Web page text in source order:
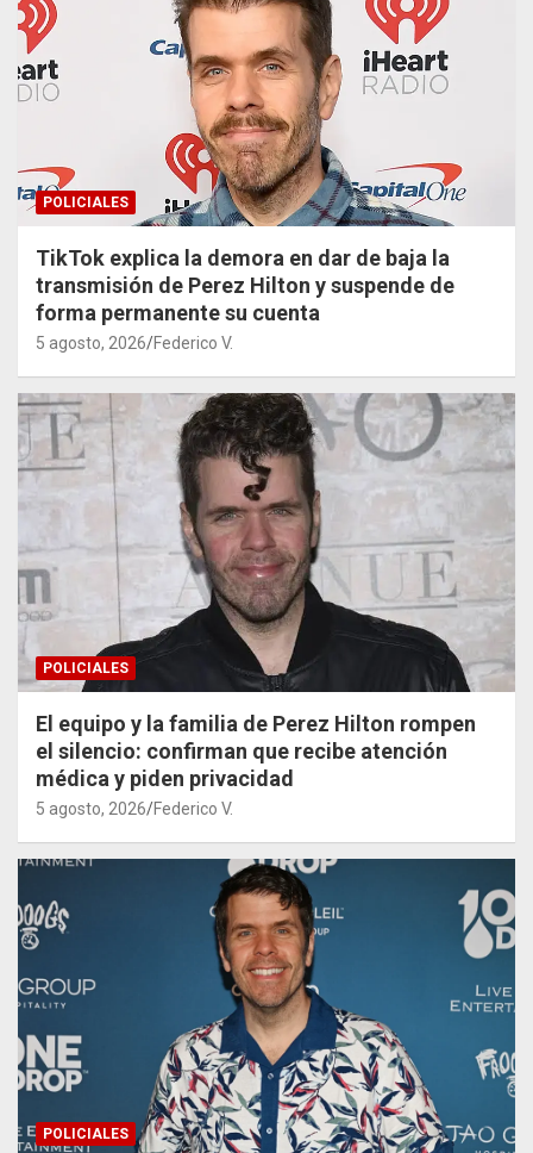
POLICIALES
TikTok explica la demora en dar de baja la
transmisión de Perez Hilton y suspende de
forma permanente su cuenta
5 agosto, 2026 Federico V.
POLICIALES
El equipo y la familia de Perez Hilton rompen
el silencio: confirman que recibe atención
médica y piden privacidad
5 agosto, 2026 Federico V.
POLICIALES